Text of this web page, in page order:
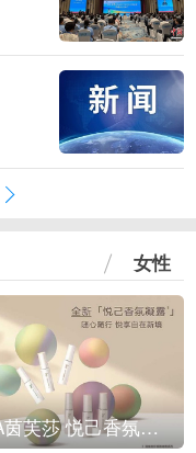
女性
IPSA茵芙莎 悦己香氛凝露上市